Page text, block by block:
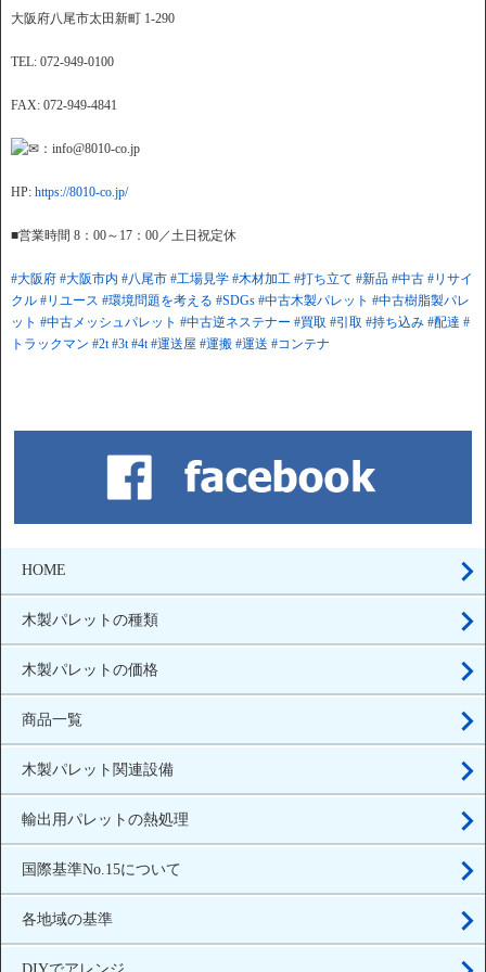
大阪府八尾市太田新町 1-290
TEL: 072-949-0100
FAX: 072-949-4841
：info@8010-co.jp
HP: https://8010-co.jp/
■営業時間 8：00～17：00／土日祝定休
#大阪府 #大阪市内 #八尾市 #工場見学 #木材加工 #打ち立て #新品 #中古 #リサイ
クル #リユース #環境問題を考える #SDGs #中古木製パレット #中古樹脂製パレ
ット #中古メッシュパレット #中古逆ネステナー #買取 #引取 #持ち込み #配達 #
トラックマン #2t #3t #4t #運送屋 #運搬 #運送 #コンテナ
HOME
木製パレットの種類
木製パレットの価格
商品一覧
木製パレット関連設備
輸出用パレットの熱処理
国際基準No.15について
各地域の基準
DIYでアレンジ